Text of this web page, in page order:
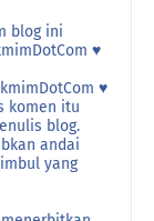
blog ini
♥
♥
komen itu
blog.
andai
yang